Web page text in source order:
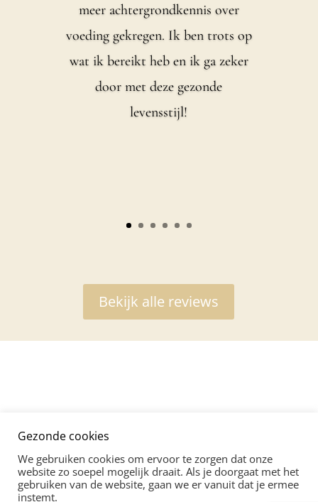
meer achtergrondkennis over
voeding gekregen. Ik ben trots op
wat ik bereikt heb en ik ga zeker
door met deze gezonde
levensstijl!
Bekijk alle reviews
Gezonde cookies
We gebruiken cookies om ervoor te zorgen dat onze
website zo soepel mogelijk draait. Als je doorgaat met het
gebruiken van de website, gaan we er vanuit dat je ermee
instemt.